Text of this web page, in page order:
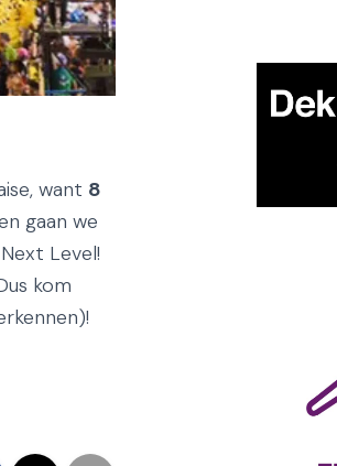
want 8
gaan we
Level!
kom